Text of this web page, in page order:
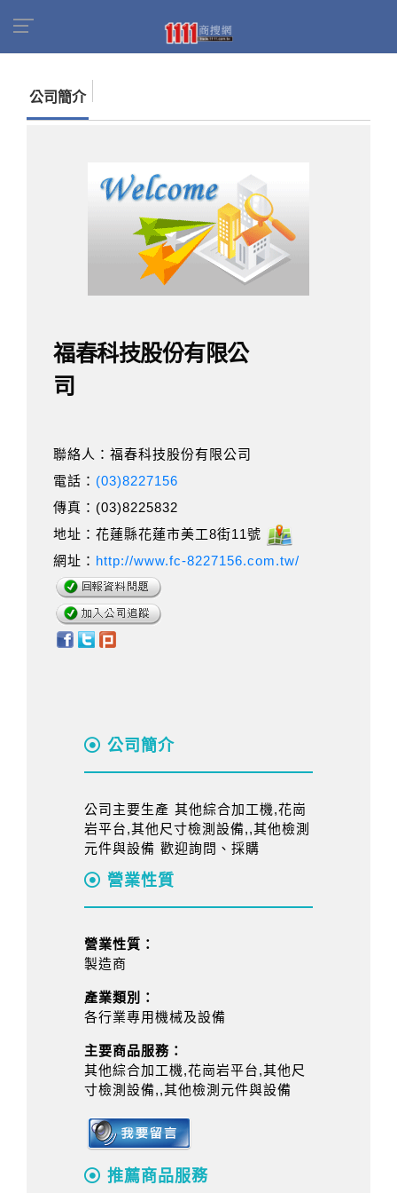
公司簡介
福春科技股份有限公
司
聯絡人：福春科技股份有限公司
電話： (03)8227156
傳真：(03)8225832
地址：花蓮縣花蓮市美工8街11號
網址： http://www.fc-8227156.com.tw/
公司簡介
公司主要生產 其他綜合加工機,花崗
岩平台,其他尺寸檢測設備,,其他檢測
元件與設備 歡迎詢問、採購
營業性質
營業性質：
製造商
產業類別：
各行業專用機械及設備
主要商品服務：
其他綜合加工機,花崗岩平台,其他尺
寸檢測設備,,其他檢測元件與設備
推薦商品服務